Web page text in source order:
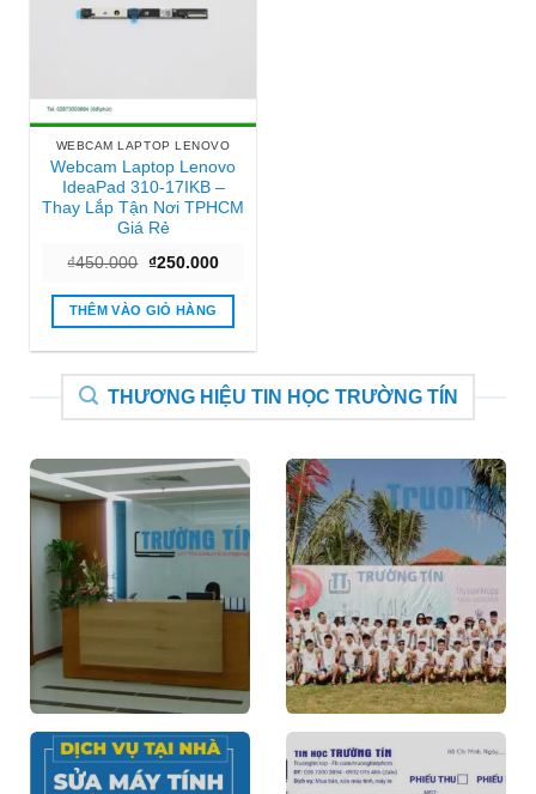
WEBCAM LAPTOP LENOVO
Webcam Laptop Lenovo
IdeaPad 310-17IKB –
Thay Lắp Tận Nơi TPHCM
Giá Rẻ
₫450.000 Giá
là:
₫450.000.
₫250.000Giá
tại
₫250.000.
THÊM VÀO GIỎ HÀNG
THƯƠNG HIỆU TIN HỌC TRƯỜNG TÍN